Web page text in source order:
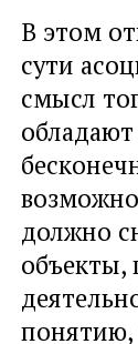
В этом
сути
смысл
должно
объекты,
понятию,